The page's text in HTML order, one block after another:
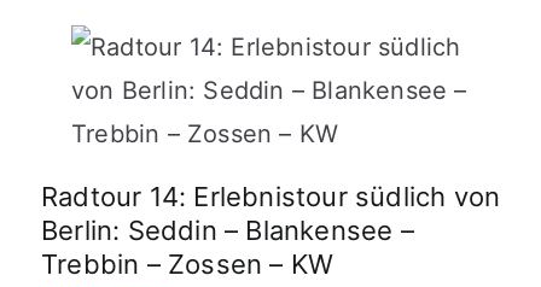
Radtour 14: Erlebnistour südlich von
Berlin: Seddin – Blankensee –
Trebbin – Zossen – KW